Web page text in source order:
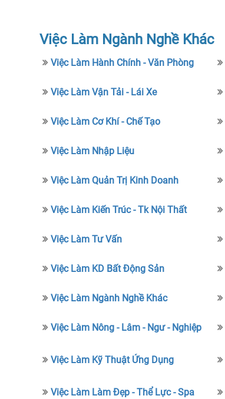
Việc Làm Ngành Nghề Khác
Việc Làm Hành Chính - Văn Phòng
Việc Làm Vận Tải - Lái Xe
Việc Làm Cơ Khí - Chế Tạo
Việc Làm Nhập Liệu
Việc Làm Quản Trị Kinh Doanh
Việc Làm Kiến Trúc - Tk Nội Thất
Việc Làm Tư Vấn
Việc Làm KD Bất Động Sản
Việc Làm Ngành Nghề Khác
Việc Làm Nông - Lâm - Ngư - Nghiệp
Việc Làm Kỹ Thuật Ứng Dụng
Việc Làm Làm Đẹp - Thể Lực - Spa